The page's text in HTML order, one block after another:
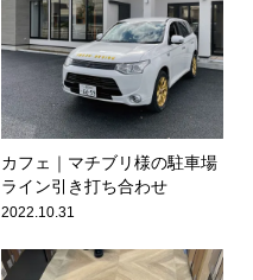
カフェ｜マチブリ様の駐車場
ライン引き打ち合わせ
2022.10.31